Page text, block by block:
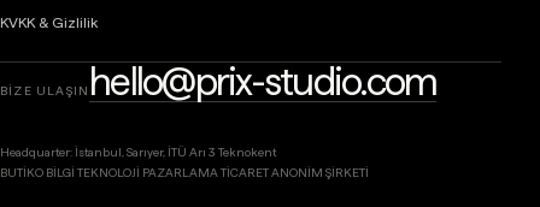
KVKK & Gizlilik
BİZE ULAŞIN hello@prix-studio.com
Headquarter: İstanbul, Sarıyer, İTÜ Arı 3 Teknokent
BUTİKO BİLGİ TEKNOLOJİ PAZARLAMA TİCARET ANONİM ŞİRKETİ